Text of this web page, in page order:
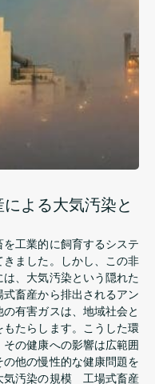
よる大気汚染と
工業的に飼育するシステ
ました。しかし、この非
、大気汚染という隠れた
畜産から排出されるアン
有害ガスは、地域社会と
たらします。こうした環
の健康への影響は広範囲
他の慢性的な健康問題を
気汚染の規模 工場式畜産